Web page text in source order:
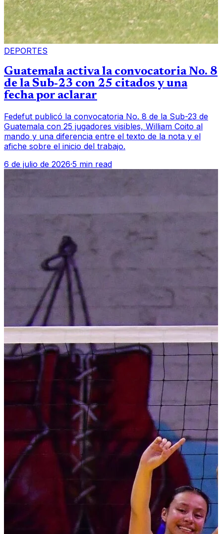
DEPORTES
Guatemala activa la convocatoria No. 8
de la Sub-23 con 25 citados y una
fecha por aclarar
Fedefut publicó la convocatoria No. 8 de la Sub-23 de
Guatemala con 25 jugadores visibles, William Coito al
mando y una diferencia entre el texto de la nota y el
afiche sobre el inicio del trabajo.
6 de julio de 2026·5 min read